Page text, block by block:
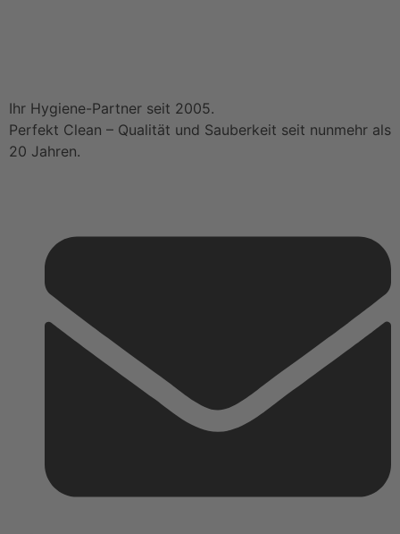
Ihr Hygiene-Partner seit 2005.
Perfekt Clean – Qualität und Sauberkeit seit nunmehr als
20 Jahren.